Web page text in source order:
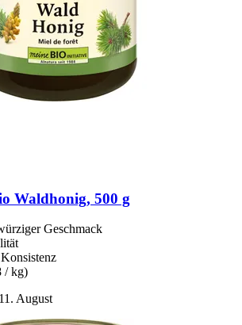
Waldhonig, 500 g
Geschmack
/ kg)
August